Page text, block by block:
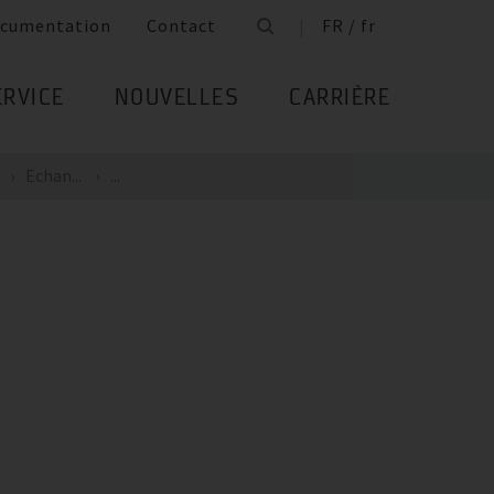
Contact FR / fr
NOUVELLES CARRIÈRE